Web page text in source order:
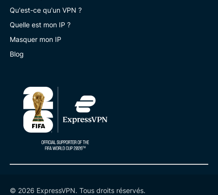
Qu'est-ce qu'un VPN ?
Quelle est mon IP ?
Masquer mon IP
Blog
© 2026 ExpressVPN. Tous droits réservés.